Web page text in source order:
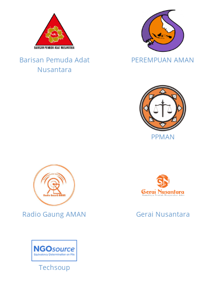
Barisan Pemuda Adat
Nusantara
PEREMPUAN AMAN
PPMAN
Radio Gaung AMAN Gerai Nusantara
Techsoup